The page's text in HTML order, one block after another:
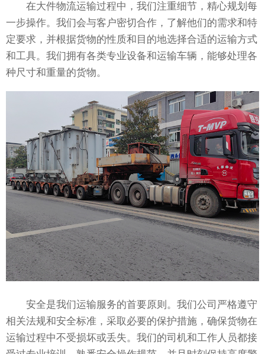
在大件物流运输过程中，我们注重细节，精心规划每
一步操作。我们会与客户密切合作，了解他们的需求和特
定要求，并根据货物的性质和目的地选择合适的运输方式
和工具。我们拥有各类专业设备和运输车辆，能够处理各
种尺寸和重量的货物。
安全是我们运输服务的首要原则。我们公司严格遵守
相关法规和安全标准，采取必要的保护措施，确保货物在
运输过程中不受损坏或丢失。我们的司机和工作人员都接